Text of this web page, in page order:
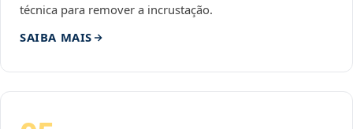
técnica para remover a incrustação.
SAIBA MAIS